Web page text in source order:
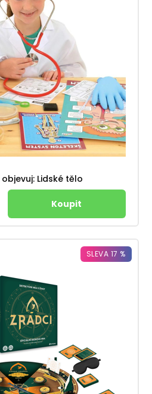
Lidské tělo
SLEVA 17 %